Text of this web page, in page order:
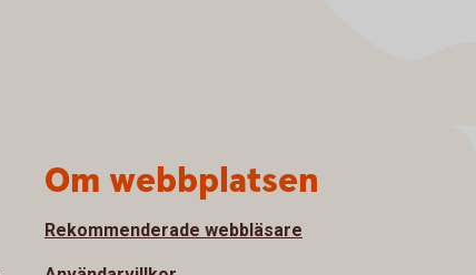
Om webbplatsen
Rekommenderade webbläsare